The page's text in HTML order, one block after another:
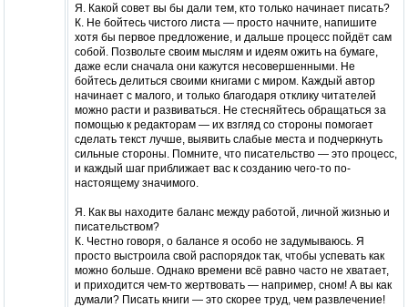
Я. Какой совет вы бы дали тем, кто только начинает писать?
К. Не бойтесь чистого листа — просто начните, напишите
хотя бы первое предложение, и дальше процесс пойдёт сам
собой. Позвольте своим мыслям и идеям ожить на бумаге,
даже если сначала они кажутся несовершенными. Не
бойтесь делиться своими книгами с миром. Каждый автор
начинает с малого, и только благодаря отклику читателей
можно расти и развиваться. Не стесняйтесь обращаться за
помощью к редакторам — их взгляд со стороны помогает
сделать текст лучше, выявить слабые места и подчеркнуть
сильные стороны. Помните, что писательство — это процесс,
и каждый шаг приближает вас к созданию чего-то по-
настоящему значимого.
Я. Как вы находите баланс между работой, личной жизнью и
писательством?
К. Честно говоря, о балансе я особо не задумываюсь. Я
просто выстроила свой распорядок так, чтобы успевать как
можно больше. Однако времени всё равно часто не хватает,
и приходится чем-то жертвовать — например, сном! А вы как
думали? Писать книги — это скорее труд, чем развлечение!